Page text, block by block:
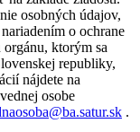
osobných údajov,
o ochrane
ktorým sa
republiky,
nájdete na
osobe
.